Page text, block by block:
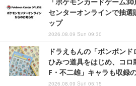
センターオンラインで抽選
ップ
2026.08.09 Sun 09:30
ドラえもんの「ボンボン
ひみつ道具をはじめ、コロ
F・不二雄」キャラも収録
2026.08.09 Sun 05:15